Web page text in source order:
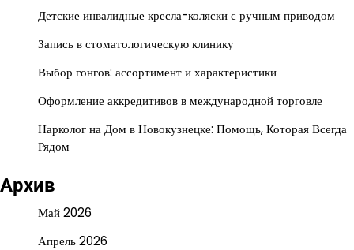
Детские инвалидные кресла-коляски с ручным приводом
Запись в стоматологическую клинику
Выбор гонгов: ассортимент и характеристики
Оформление аккредитивов в международной торговле
Нарколог на Дом в Новокузнецке: Помощь, Которая Всегда
Рядом
Архив
Май 2026
Апрель 2026